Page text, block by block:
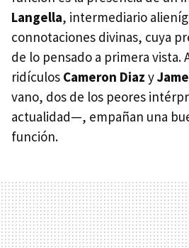
Langella, intermediario
connotaciones divinas, cuya
de lo pensado a primera vista.
ridículos Cameron Diaz y
vano, dos de los peores
actualidad—, empañan una
función.